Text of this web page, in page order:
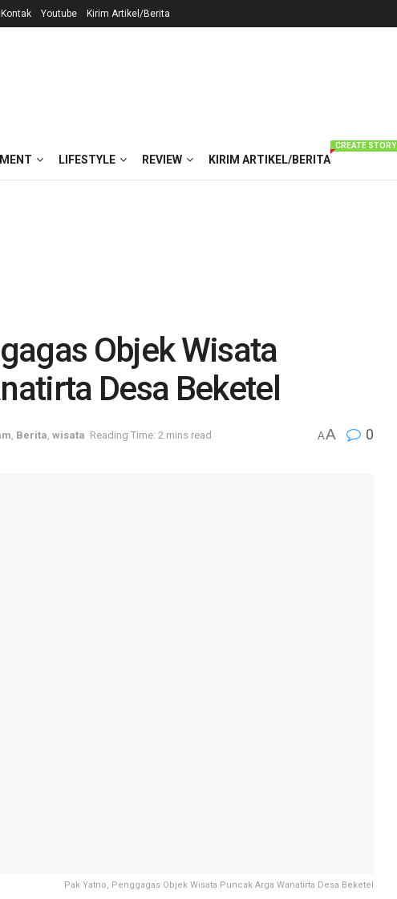
Kontak Youtube Kirim Artikel/Berita
LIFESTYLE REVIEW KIRIM ARTIKEL/BERITA
CREATE STORY
Objek Wisata
Desa Beketel
Berita wisata Reading Time: 2 mins read AA 0
Pak Yatno, Penggagas Objek Wisata Puncak Arga Wanatirta Desa Beketel